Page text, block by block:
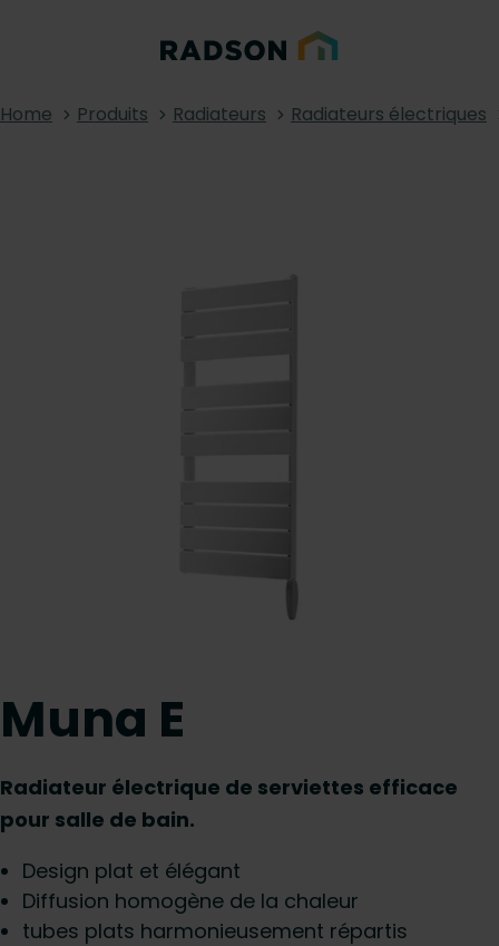
Home Produits Radiateurs Radiateurs électriques
Muna E
Radiateur électrique de serviettes efficace
pour salle de bain.
Design plat et élégant
Diffusion homogène de la chaleur
tubes plats harmonieusement répartis